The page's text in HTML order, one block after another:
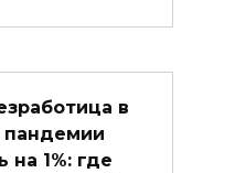
в
пандемии
1%: где